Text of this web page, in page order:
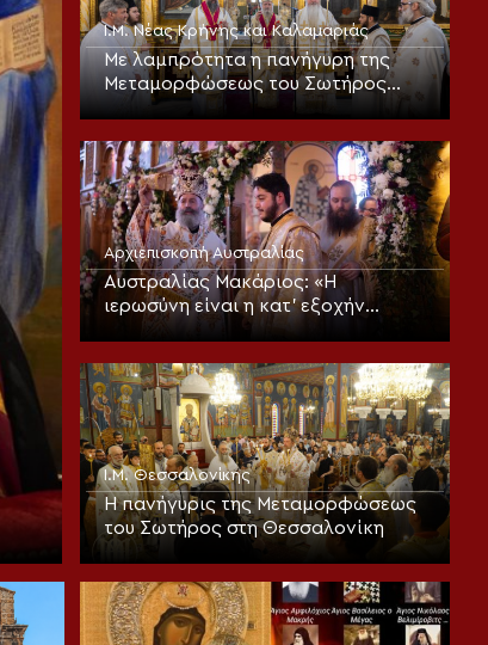
Ι.Μ. Νέας Κρήνης και Καλαμαριάς
Με λαμπρότητα η πανήγυρη της
Μεταμορφώσεως του Σωτήρος
στην Καλαμαριά (ΦΩΤΟ)
Αρχιεπισκοπή Αυστραλίας
Αυστραλίας Μακάριος: «Η
ιερωσύνη είναι η κατ’ εξοχήν
μεταμορφωτική δύναμη μέσα σε
πνευματικά»
Ι.Μ. Θεσσαλονίκης
Η πανήγυρις της Μεταμορφώσεως
του Σωτήρος στη Θεσσαλονίκη